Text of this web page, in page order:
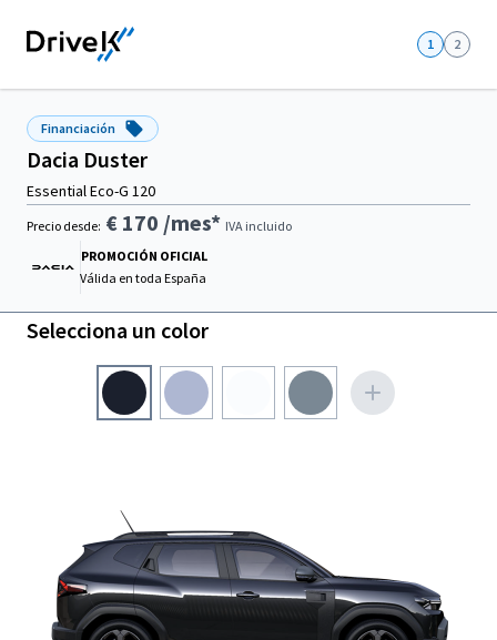
1 2
Financiación
Dacia Duster
Essential Eco-G 120
Precio desde: € 170 /mes* IVA incluido
PROMOCIÓN OFICIAL
Válida en toda España
Selecciona un color